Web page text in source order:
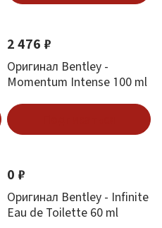
2 476 ₽
Оригинал Bentley -
Momentum Intense 100 ml
0 ₽
Оригинал Bentley - Infinite
Eau de Toilette 60 ml